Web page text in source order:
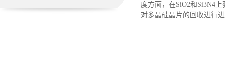
度方面，在SiO2和Si3N4
对多晶硅晶片的回收进行